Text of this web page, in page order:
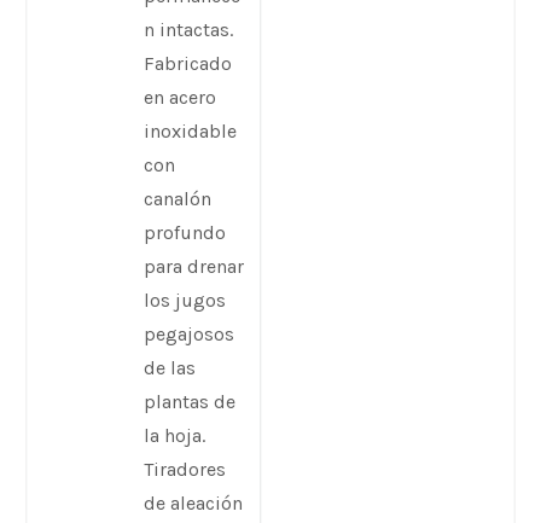
n intactas.
Fabricado
en acero
inoxidable
con
canalón
profundo
para drenar
los jugos
pegajosos
de las
plantas de
la hoja.
Tiradores
de aleación